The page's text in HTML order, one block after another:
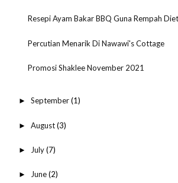
Resepi Ayam Bakar BBQ Guna Rempah
Percutian Menarik Di Nawawi's Cottage
Promosi Shaklee November 2021
► September(1)
► August(3)
► July(7)
► June(2)